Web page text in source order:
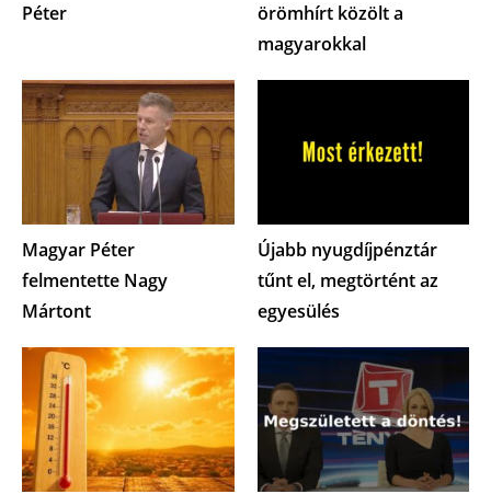
Péter
örömhírt közölt a
magyarokkal
Magyar Péter
felmentette Nagy
Mártont
Újabb nyugdíjpénztár
tűnt el, megtörtént az
egyesülés